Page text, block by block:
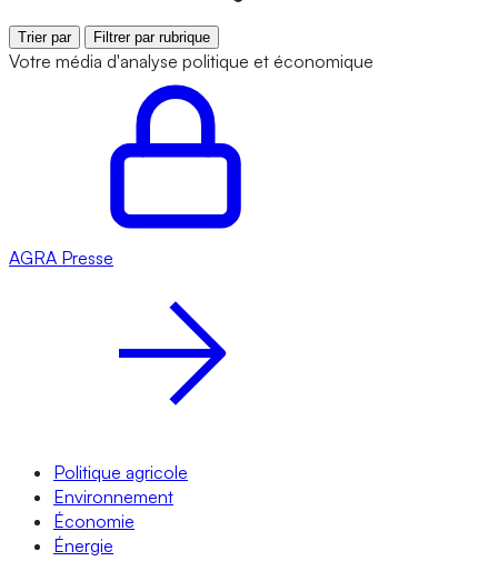
Trier par Filtrer par rubrique
Votre média d'analyse politique et économique
AGRA Presse
Politique agricole
Environnement
Économie
Énergie